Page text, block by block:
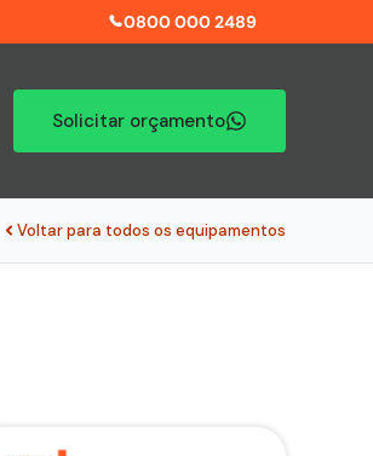
0800 000 2489
Solicitar orçamento
Voltar para todos os equipamentos